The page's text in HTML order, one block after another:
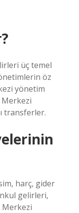
üç temel
öz
yönetim
Merkezi
transferler.
harç, gider
gelirleri,